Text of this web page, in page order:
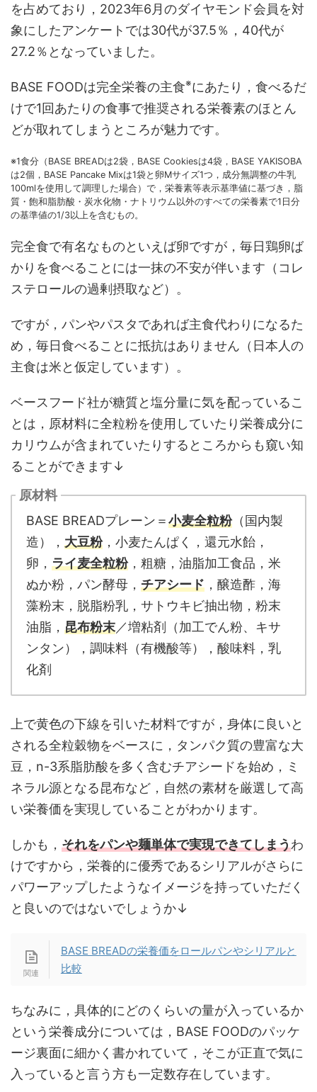
を占めており，2023年6月のダイヤモンド会員を対
象にしたアンケートでは30代が37.5％，40代が
27.2％となっていました。
BASE FOODは完全栄養の主食※にあたり，食べるだ
けで1回あたりの食事で推奨される栄養素のほとん
どが取れてしまうところが魅力です。
※1食分（BASE BREADは2袋，BASE Cookiesは4袋，BASE YAKISOBA
は2個，BASE Pancake Mixは1袋と卵Mサイズ1つ，成分無調整の牛乳
100mlを使用して調理した場合）で，栄養素等表示基準値に基づき，脂
質・飽和脂肪酸・炭水化物・ナトリウム以外のすべての栄養素で1日分
の基準値の1/3以上を含むもの。
完全食で有名なものといえば卵ですが，毎日鶏卵ば
かりを食べることには一抹の不安が伴います（コレ
ステロールの過剰摂取など）。
ですが，パンやパスタであれば主食代わりになるた
め，毎日食べることに抵抗はありません（日本人の
主食は米と仮定しています）。
ベースフード社が糖質と塩分量に気を配っているこ
とは，原材料に全粒粉を使用していたり栄養成分に
カリウムが含まれていたりするところからも窺い知
ることができます↓
原材料
BASE BREADプレーン＝小麦全粒粉（国内製
造）， 大豆粉，小麦たんぱく，還元水飴，
卵， ライ麦全粒粉，粗糖，油脂加工食品，米
ぬか粉，パン酵母， チアシード ，醸造酢，海
藻粉末，脱脂粉乳，サトウキビ抽出物，粉末
油脂， 昆布粉末／増粘剤（加工でん粉、キサ
ンタン），調味料（有機酸等），酸味料，乳
化剤
上で黄色の下線を引いた材料ですが，身体に良いと
される全粒穀物をベースに，タンパク質の豊富な大
豆，n-3系脂肪酸を多く含むチアシードを始め，ミ
ネラル源となる昆布など，自然の素材を厳選して高
い栄養価を実現していることがわかります。
しかも， それをパンや麺単体で実現できてしまうわ
けですから，栄養的に優秀であるシリアルがさらに
パワーアップしたようなイメージを持っていただく
と良いのではないでしょうか↓
BASE BREADの栄養価をロールパンやシリアルと
比較
ちなみに，具体的にどのくらいの量が入っているか
という栄養成分については，BASE FOODのパッケ
ージ裏面に細かく書かれていて，そこが正直で気に
入っていると言う方も一定数存在しています。